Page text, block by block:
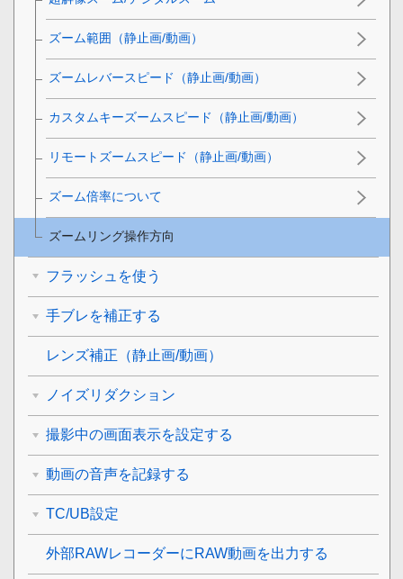
ズーム範囲 （静止画/動画）
ズームレバースピード （静止画/動画）
カスタムキーズームスピード （静止画/動画）
リモートズームスピード （静止画/動画）
ズーム倍率について
ズームリング操作方向
フラッシュを使う
手ブレを補正する
レンズ補正 （静止画/動画）
ノイズリダクション
撮影中の画面表示を設定する
動画の音声を記録する
TC/UB設定
外部RAWレコーダーにRAW動画を出力する